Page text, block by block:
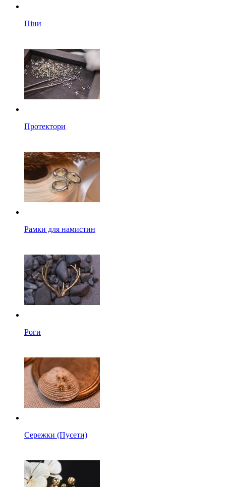
Піни
Протектори
Рамки для намистин
Роги
Сережки (Пусети)